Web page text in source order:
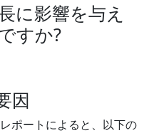
に影響を与え
すか?
因
ポートによると、以下の